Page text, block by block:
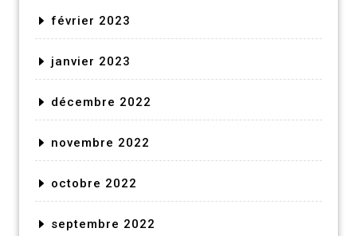
février 2023
janvier 2023
décembre 2022
novembre 2022
octobre 2022
septembre 2022